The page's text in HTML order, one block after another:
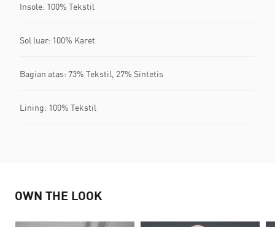
Insole: 100% Tekstil
Sol luar: 100% Karet
Bagian atas: 73% Tekstil, 27% Sintetis
Lining: 100% Tekstil
OWN THE LOOK